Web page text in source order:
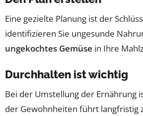
Eine gezielte Planung ist der
identifizieren Sie ungesunde
ungekochtes Gemüse in Ihre
Durchhalten ist wichtig
Bei der Umstellung der Ernährung
der Gewohnheiten führt langfristig